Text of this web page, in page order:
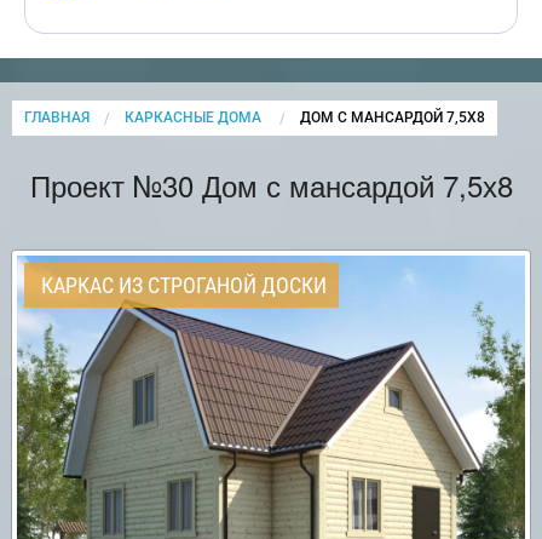
ГЛАВНАЯ КАРКАСНЫЕ ДОМА CURRENT:
ДОМ С МАНСАРДОЙ 7,5Х8
Проект №30 Дом с мансардой 7,5х8
КАРКАС ИЗ СТРОГАНОЙ ДОСКИ